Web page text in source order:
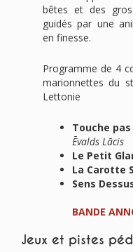
bêtes et des
guidés par une
en finesse.
Programme de 4
marionnettes du
Lettonie
Touche
Ēvalds Lācis
Le Petit
La Carotte
Sens
BANDE
Jeux et pistes